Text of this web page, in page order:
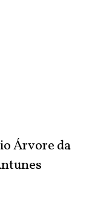
Árvore da